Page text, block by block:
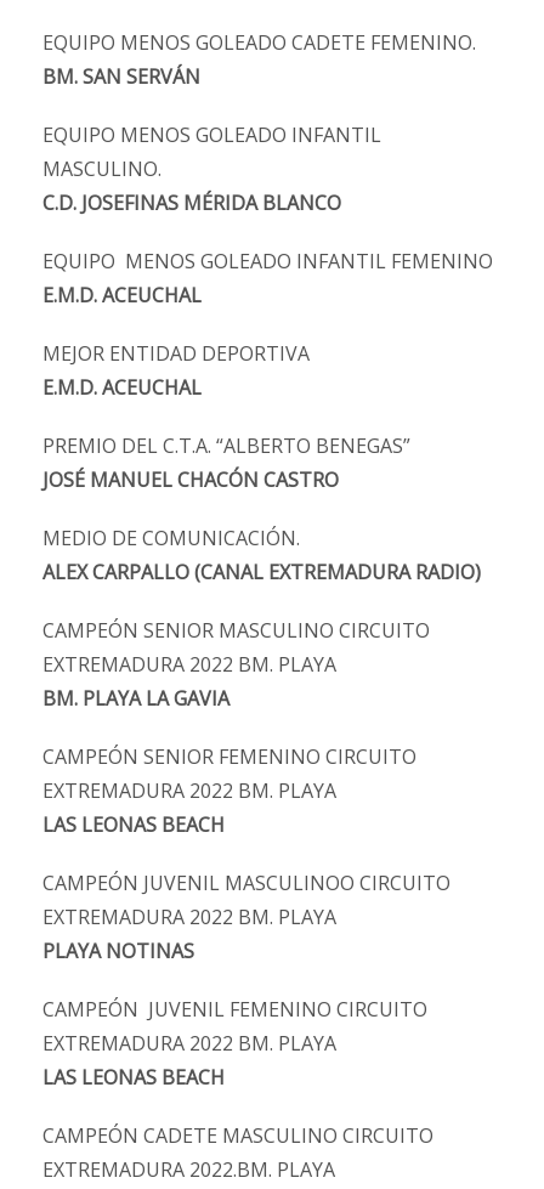
EQUIPO MENOS GOLEADO CADETE FEMENINO.
BM. SAN SERVÁN
EQUIPO MENOS GOLEADO INFANTIL
MASCULINO.
C.D. JOSEFINAS MÉRIDA BLANCO
EQUIPO MENOS GOLEADO INFANTIL FEMENINO
E.M.D. ACEUCHAL
MEJOR ENTIDAD DEPORTIVA
E.M.D. ACEUCHAL
PREMIO DEL C.T.A. “ALBERTO BENEGAS”
JOSÉ MANUEL CHACÓN CASTRO
MEDIO DE COMUNICACIÓN.
ALEX CARPALLO (CANAL EXTREMADURA RADIO)
CAMPEÓN SENIOR MASCULINO CIRCUITO
EXTREMADURA 2022 BM. PLAYA
BM. PLAYA LA GAVIA
CAMPEÓN SENIOR FEMENINO CIRCUITO
EXTREMADURA 2022 BM. PLAYA
LAS LEONAS BEACH
CAMPEÓN JUVENIL MASCULINOO CIRCUITO
EXTREMADURA 2022 BM. PLAYA
PLAYA NOTINAS
CAMPEÓN JUVENIL FEMENINO CIRCUITO
EXTREMADURA 2022 BM. PLAYA
LAS LEONAS BEACH
CAMPEÓN CADETE MASCULINO CIRCUITO
EXTREMADURA 2022.BM. PLAYA